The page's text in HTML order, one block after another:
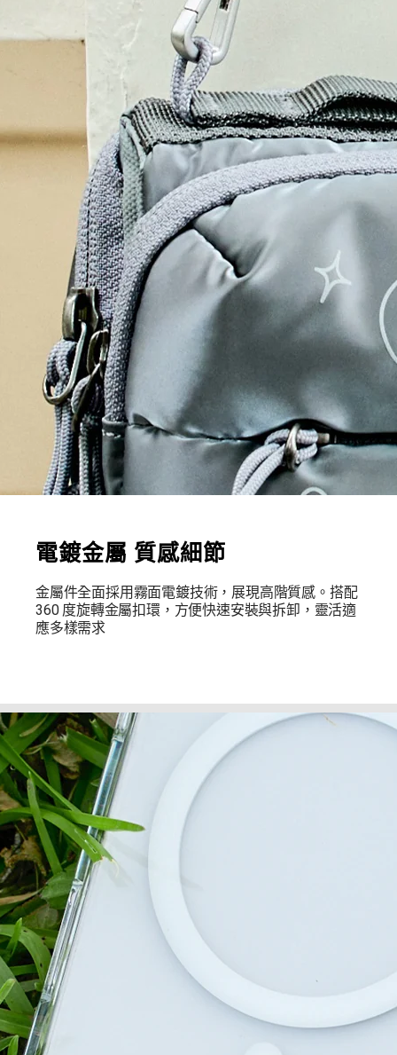
電鍍金屬 質感細節
金屬件全面採用霧面電鍍技術，展現高階質感。搭配
360 度旋轉金屬扣環，方便快速安裝與拆卸，靈活適
應多樣需求